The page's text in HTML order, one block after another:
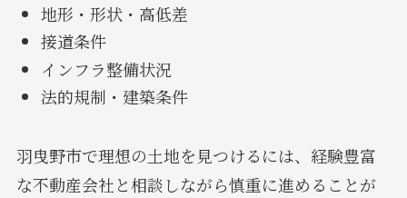
地形・形状・高低差
接道条件
インフラ整備状況
法的規制・建築条件
羽曳野市で理想の土地を見つけるには、経験豊富
な不動産会社と相談しながら慎重に進めることが